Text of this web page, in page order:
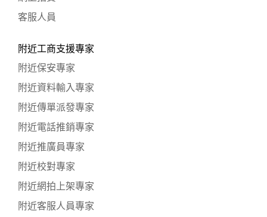
客服人員
附近工商支援專家
附近保安專家
附近資料輸入專家
附近傳單派發專家
附近電話推銷專家
附近推廣員專家
附近校對專家
附近網拍上架專家
附近客服人員專家